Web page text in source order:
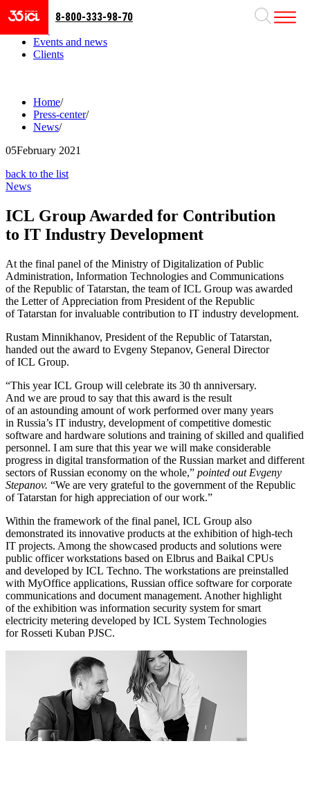
Business areas
Events and news
Clients
8-800-333-98-70
Home/
Press-center/
News/
05February 2021
back to the list
News
ICL Group Awarded for Contribution
to IT Industry Development
At the final panel of the Ministry of Digitalization of Public
Administration, Information Technologies and Communications
of the Republic of Tatarstan, the team of ICL Group was awarded
the Letter of Appreciation from President of the Republic
of Tatarstan for invaluable contribution to IT industry development.
Rustam Minnikhanov, President of the Republic of Tatarstan,
handed out the award to Evgeny Stepanov, General Director
of ICL Group.
“This year ICL Group will celebrate its 30 th anniversary.
And we are proud to say that this award is the result
of an astounding amount of work performed over many years
in Russia’s IT industry, development of competitive domestic
software and hardware solutions and training of skilled and qualified
personnel. I am sure that this year we will make considerable
progress in digital transformation of the Russian market and different
sectors of Russian economy on the whole,” pointed out Evgeny
Stepanov. “We are very grateful to the government of the Republic
of Tatarstan for high appreciation of our work.”
Within the framework of the final panel, ICL Group also
demonstrated its innovative products at the exhibition of high-tech
IT projects. Among the showcased products and solutions were
public officer workstations based on Elbrus and Baikal CPUs
and developed by ICL Techno. The workstations are preinstalled
with MyOffice applications, Russian office software for corporate
communications and document management. Another highlight
of the exhibition was information security system for smart
electricity metering developed by ICL System Technologies
for Rosseti Kuban PJSC.